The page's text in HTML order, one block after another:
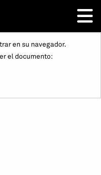
en su navegador.
el documento: